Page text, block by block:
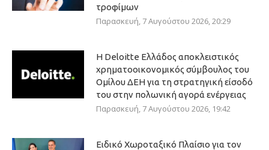
τροφίμων
Παρασκευή, 7 Αυγούστου 2026, 20:29
Η Deloitte Ελλάδος αποκλειστικός
χρηματοοικονομικός σύμβουλος του
Ομίλου ΔΕΗ για τη στρατηγική είσοδό
του στην πολωνική αγορά ενέργειας
Παρασκευή, 7 Αυγούστου 2026, 19:42
Ειδικό Χωροταξικό Πλαίσιο για τον